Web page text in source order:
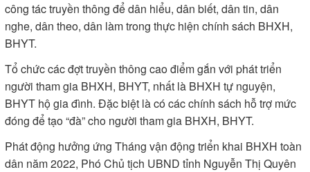
công tác truyền thông để dân hiểu, dân biết, dân tin, dân
nghe, dân theo, dân làm trong thực hiện chính sách BHXH,
BHYT.
Tổ chức các đợt truyền thông cao điểm gắn với phát triển
người tham gia BHXH, BHYT, nhất là BHXH tự nguyện,
BHYT hộ gia đình. Đặc biệt là có các chính sách hỗ trợ mức
đóng để tạo “đà” cho người tham gia BHXH, BHYT.
Phát động hưởng ứng Tháng vận động triển khai BHXH toàn
dân năm 2022, Phó Chủ tịch UBND tỉnh Nguyễn Thị Quyên